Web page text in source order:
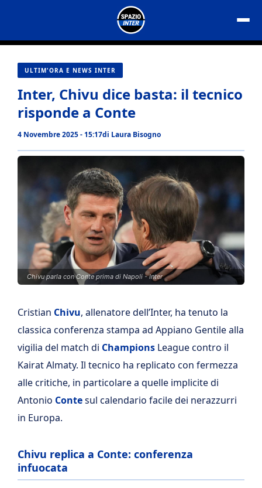
contenuto
ULTIM'ORA E NEWS INTER
Inter, Chivu dice basta: il tecnico
risponde a Conte
4 Novembre 2025 - 15:17di Laura Bisogno
Chivu parla con Conte prima di Napoli - Inter
Cristian Chivu, allenatore dell’Inter, ha tenuto la
classica conferenza stampa ad Appiano Gentile alla
vigilia del match di Champions League contro il
Kairat Almaty. Il tecnico ha replicato con fermezza
alle critiche, in particolare a quelle implicite di
Antonio Contesul calendario facile dei nerazzurri
in Europa.
Chivu replica a Conte: conferenza
infuocata